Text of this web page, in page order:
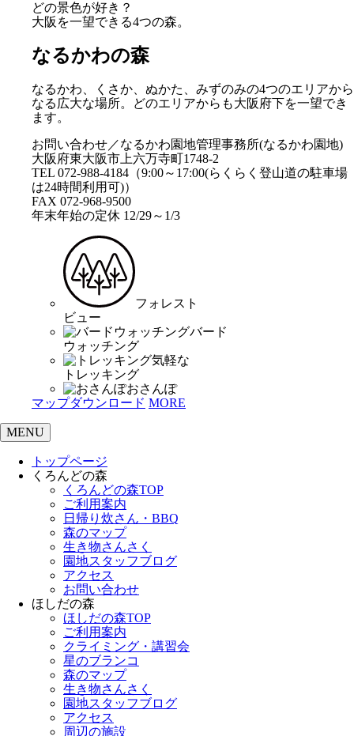
どの景色が好き？
大阪を一望できる4つの森。
なるかわの森
なるかわ、くさか、ぬかた、みずのみの4つのエリアから
なる広大な場所。どのエリアからも大阪府下を一望でき
ます。
お問い合わせ／なるかわ園地管理事務所(なるかわ園地)
大阪府東大阪市上六万寺町1748-2
TEL 072-988-4184（9:00～17:00(らくらく登山道の駐車場
は24時間利用可)）
FAX 072-968-9500
年末年始の定休 12/29～1/3
フォレスト
ビュー
バード
ウォッチング
気軽な
トレッキング
おさんぽ
マップダウンロード MORE
MENU
トップページ
くろんどの森
くろんどの森TOP
ご利用案内
日帰り炊さん・BBQ
森のマップ
生き物さんさく
園地スタッフブログ
アクセス
お問い合わせ
ほしだの森
ほしだの森TOP
ご利用案内
クライミング・講習会
星のブランコ
森のマップ
生き物さんさく
園地スタッフブログ
アクセス
周辺の施設